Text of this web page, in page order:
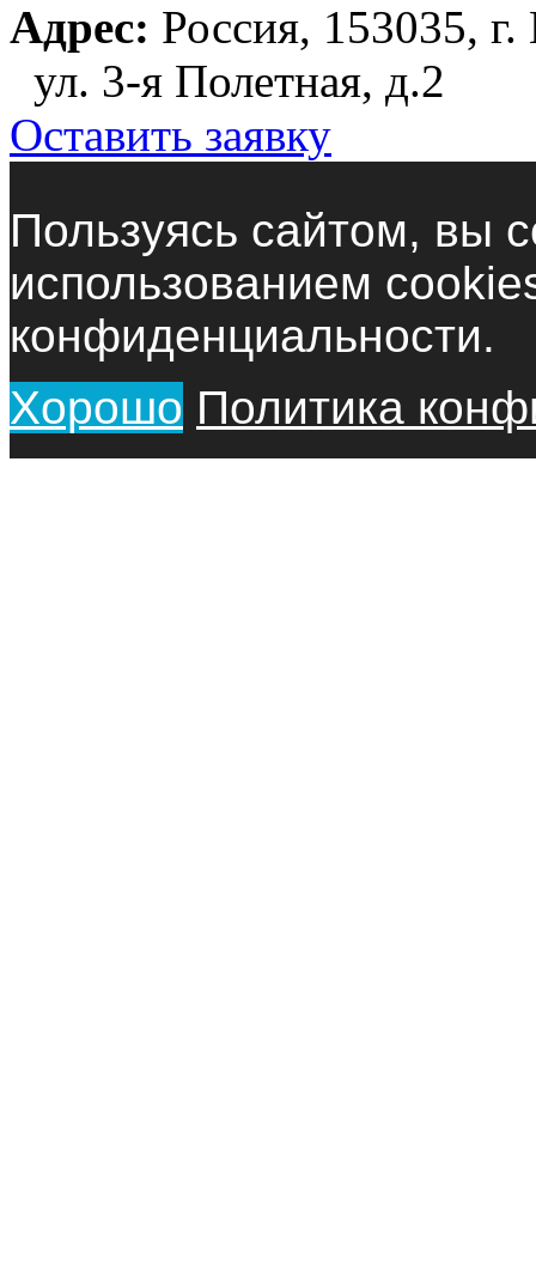
Адрес: Россия, 153035,
ул. 3-я Полетная, д.2
Оставить заявку
Пользуясь сайтом, вы
использованием
конфиденциальности.
Хорошо Политика